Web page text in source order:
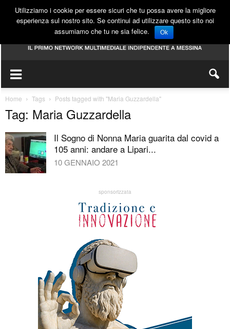
Home Tags Posts tagged with "Maria Guzzardella"
Tag: Maria Guzzardella
Il Sogno di Nonna Maria guarita dal covid a
105 anni: andare a Lipari...
10 GENNAIO 2021
sponsorizzata
Utilizziamo i cookie per essere sicuri che tu possa avere la migliore
esperienza sul nostro sito. Se continui ad utilizzare questo sito noi
assumiamo che tu ne sia felice.
Ok